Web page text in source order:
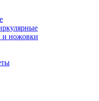
и ножовки